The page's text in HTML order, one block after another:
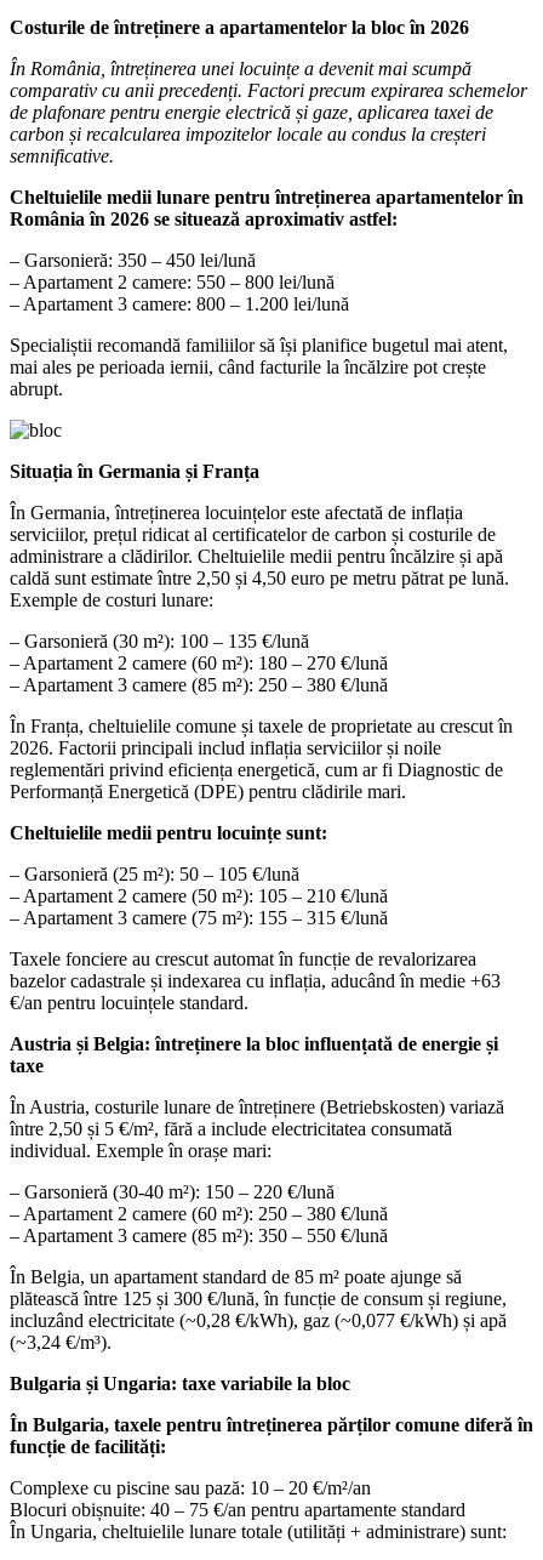
Costurile de întreținere a apartamentelor la bloc în 2026
În România, întreținerea unei locuințe a devenit mai scumpă
comparativ cu anii precedenți. Factori precum expirarea schemelor
de plafonare pentru energie electrică și gaze, aplicarea taxei de
carbon și recalcularea impozitelor locale au condus la creșteri
semnificative.
Cheltuielile medii lunare pentru întreținerea apartamentelor în
România în 2026 se situează aproximativ astfel:
– Garsonieră: 350 – 450 lei/lună
– Apartament 2 camere: 550 – 800 lei/lună
– Apartament 3 camere: 800 – 1.200 lei/lună
Specialiștii recomandă familiilor să își planifice bugetul mai atent,
mai ales pe perioada iernii, când facturile la încălzire pot crește
abrupt.
Situația în Germania și Franța
În Germania, întreținerea locuințelor este afectată de inflația
serviciilor, prețul ridicat al certificatelor de carbon și costurile de
administrare a clădirilor. Cheltuielile medii pentru încălzire și apă
caldă sunt estimate între 2,50 și 4,50 euro pe metru pătrat pe lună.
Exemple de costuri lunare:
– Garsonieră (30 m²): 100 – 135 €/lună
– Apartament 2 camere (60 m²): 180 – 270 €/lună
– Apartament 3 camere (85 m²): 250 – 380 €/lună
În Franța, cheltuielile comune și taxele de proprietate au crescut în
2026. Factorii principali includ inflația serviciilor și noile
reglementări privind eficiența energetică, cum ar fi Diagnostic de
Performanță Energetică (DPE) pentru clădirile mari.
Cheltuielile medii pentru locuințe sunt:
– Garsonieră (25 m²): 50 – 105 €/lună
– Apartament 2 camere (50 m²): 105 – 210 €/lună
– Apartament 3 camere (75 m²): 155 – 315 €/lună
Taxele fonciere au crescut automat în funcție de revalorizarea
bazelor cadastrale și indexarea cu inflația, aducând în medie +63
€/an pentru locuințele standard.
Austria și Belgia: întreținere la bloc influențată de energie și
taxe
În Austria, costurile lunare de întreținere (Betriebskosten) variază
între 2,50 și 5 €/m², fără a include electricitatea consumată
individual. Exemple în orașe mari:
– Garsonieră (30-40 m²): 150 – 220 €/lună
– Apartament 2 camere (60 m²): 250 – 380 €/lună
– Apartament 3 camere (85 m²): 350 – 550 €/lună
În Belgia, un apartament standard de 85 m² poate ajunge să
plătească între 125 și 300 €/lună, în funcție de consum și regiune,
incluzând electricitate (~0,28 €/kWh), gaz (~0,077 €/kWh) și apă
(~3,24 €/m³).
Bulgaria și Ungaria: taxe variabile la bloc
În Bulgaria, taxele pentru întreținerea părților comune diferă în
funcție de facilități:
Complexe cu piscine sau pază: 10 – 20 €/m²/an
Blocuri obișnuite: 40 – 75 €/an pentru apartamente standard
În Ungaria, cheltuielile lunare totale (utilități + administrare) sunt: